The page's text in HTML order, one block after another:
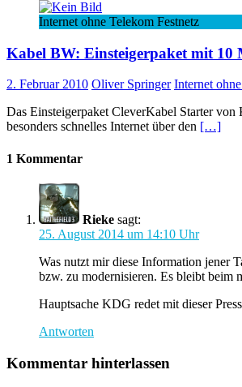
Internet ohne Telekom Festnetz
Kabel BW: Einsteigerpaket mit 10
2. Februar 2010 Oliver Springer Internet
Das Einsteigerpaket CleverKabel Starter
besonders schnelles Internet über den […]
1 Kommentar
Rieke sagt:
25. August 2014 um 14:10 Uhr
Was nutzt mir diese Information jener
bzw. zu modernisieren. Es bleibt beim
Hauptsache KDG redet mit dieser
Antworten
Kommentar hinterlassen